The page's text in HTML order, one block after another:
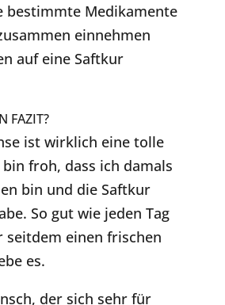
bestimmte Medikamente
einnehmen
auf eine Saftkur
FAZIT?
ist wirklich eine tolle
froh, dass ich damals
bin und die Saftkur
So gut wie jeden Tag
seitdem einen frischen
es.
der sich sehr für